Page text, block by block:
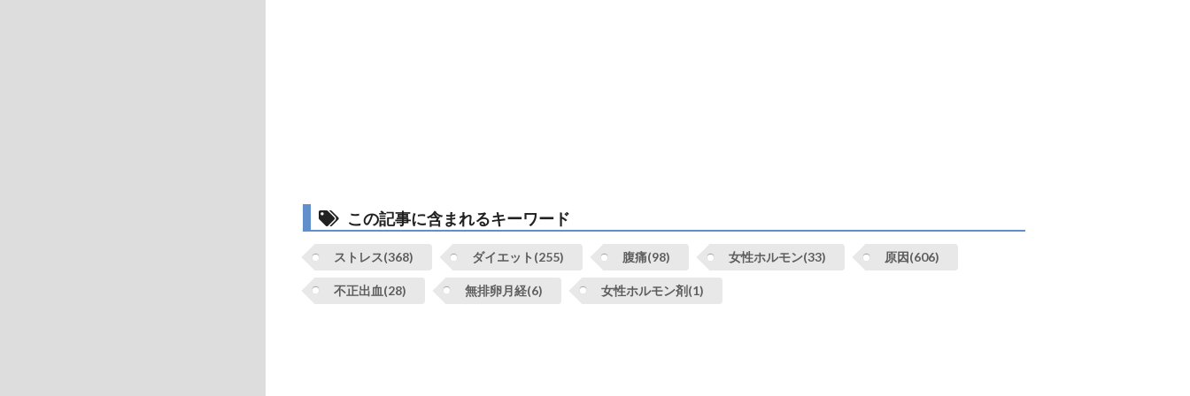
この記事に含まれるキーワード
ストレス(368) ダイエット(255) 腹痛(98) 女性ホルモン(33) 原因(606)
不正出血(28) 無排卵月経(6) 女性ホルモン剤(1)